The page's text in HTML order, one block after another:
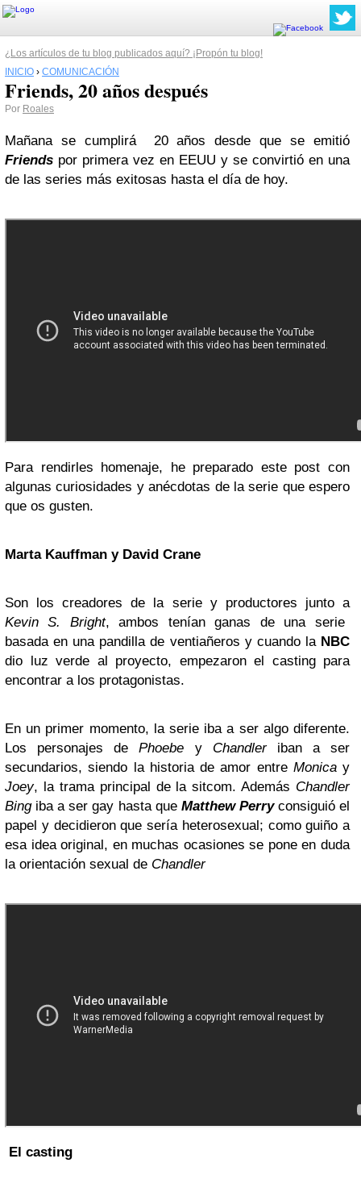
¿Los artículos de tu blog publicados aquí? ¡Propón tu blog!
INICIO › COMUNICACIÓN
Friends, 20 años después
Por Roales
Mañana se cumplirá 20 años desde que se emitió
Friends por primera vez en EEUU y se convirtió en una
de las series más exitosas hasta el día de hoy.
Para rendirles homenaje, he preparado este post con
algunas curiosidades y anécdotas de la serie que espero
que os gusten.
Marta Kauffman y David Crane
Son los creadores de la serie y productores junto a
Kevin S. Bright, ambos tenían ganas de una serie
basada en una pandilla de ventiañeros y cuando la NBC
dio luz verde al proyecto, empezaron el casting para
encontrar a los protagonistas.
En un primer momento, la serie iba a ser algo diferente.
Los personajes dePhoebe y Chandleriban a ser
secundarios, siendo la historia de amor entre Monicay
Joey, la trama principal de la sitcom. Además Chandler
Bingiba a ser gay hasta que Matthew Perry consiguió el
papel y decidieron que sería heterosexual; como guiño a
esa idea original, en muchas ocasiones se pone en duda
la orientación sexual de Chandler
El casting